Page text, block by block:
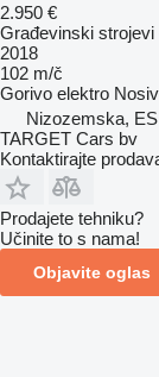
2.950 €
Građevinski
2018
102 m/č
Gorivo elektro
Nizozemska,
TARGET Cars bv
Kontaktirajte
Prodajete tehniku?
Učinite to s nama!
Objavite oglas